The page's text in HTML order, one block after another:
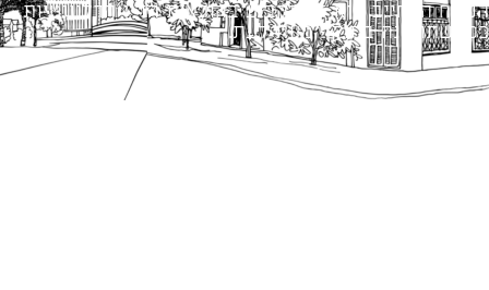
הנוסח המחייב הוא זה הקבוע בהוראות הדין הרלוונטיות
כפי שתהיינה בתוקף מעת לעת.